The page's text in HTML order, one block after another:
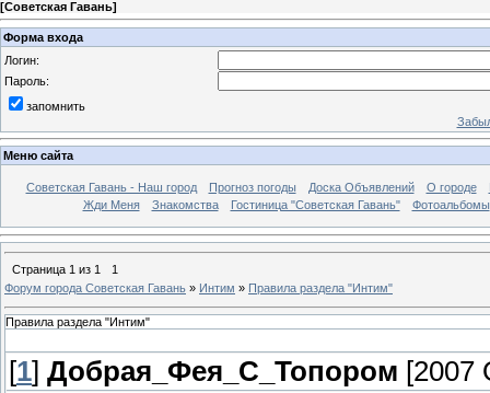
[Советская Гавань]
Форма входа
Логин:
Пароль:
запомнить
Меню сайта
Советская Гавань - Наш город Прогноз погоды Доска Объявлений О городе
Жди Меня
Знакомства Гостиница "Советская Гавань" Фотоальбомы
Страница 1 из 1
1
Форум города Советская Гавань » Интим » Правила раздела "Интим"
Правила раздела "Интим"
[1] Добрая_Фея_С_Топором [2007